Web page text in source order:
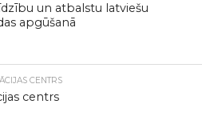
un atbalstu latviešu
apgūšanā
CENTRS
centrs